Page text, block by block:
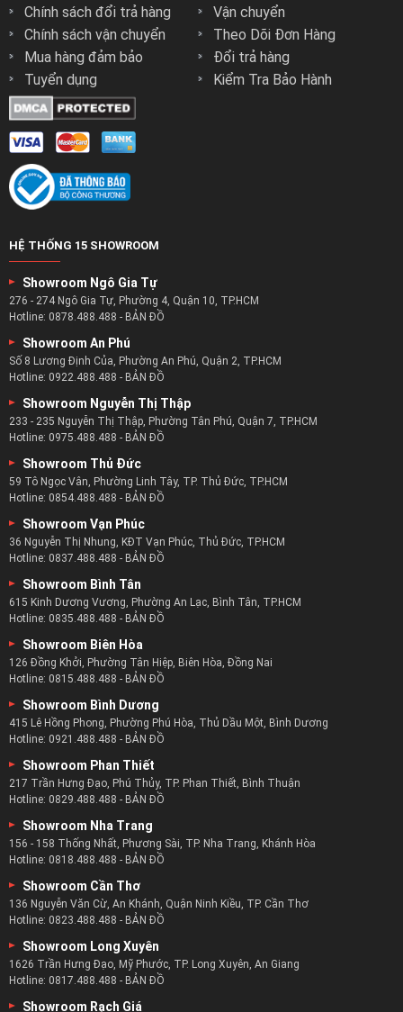
Chính sách đổi trả hàng
Chính sách vận chuyển
Mua hàng đảm bảo
Tuyển dụng
Vận chuyển
Theo Dõi Đơn Hàng
Đổi trả hàng
Kiểm Tra Bảo Hành
HỆ THỐNG 15 SHOWROOM
Showroom Ngô Gia Tự
276 - 274 Ngô Gia Tự, Phường 4, Quận 10, TP.HCM
Hotline: 0878.488.488 - BẢN ĐỒ
Showroom An Phú
Số 8 Lương Định Của, Phường An Phú, Quận 2, TP.HCM
Hotline: 0922.488.488 - BẢN ĐỒ
Showroom Nguyễn Thị Thập
233 - 235 Nguyễn Thị Thập, Phường Tân Phú, Quận 7, TP.HCM
Hotline: 0975.488.488 - BẢN ĐỒ
Showroom Thủ Đức
59 Tô Ngọc Vân, Phường Linh Tây, TP. Thủ Đức, TP.HCM
Hotline: 0854.488.488 - BẢN ĐỒ
Showroom Vạn Phúc
36 Nguyễn Thị Nhung, KĐT Vạn Phúc, Thủ Đức, TP.HCM
Hotline: 0837.488.488 - BẢN ĐỒ
Showroom Bình Tân
615 Kinh Dương Vương, Phường An Lạc, Bình Tân, TP.HCM
Hotline: 0835.488.488 - BẢN ĐỒ
Showroom Biên Hòa
126 Đồng Khởi, Phường Tân Hiệp, Biên Hòa, Đồng Nai
Hotline: 0815.488.488 - BẢN ĐỒ
Showroom Bình Dương
415 Lê Hồng Phong, Phường Phú Hòa, Thủ Dầu Một, Bình Dương
Hotline: 0921.488.488 - BẢN ĐỒ
Showroom Phan Thiết
217 Trần Hưng Đạo, Phú Thủy, TP. Phan Thiết, Bình Thuận
Hotline: 0829.488.488 - BẢN ĐỒ
Showroom Nha Trang
156 - 158 Thống Nhất, Phương Sài, TP. Nha Trang, Khánh Hòa
Hotline: 0818.488.488 - BẢN ĐỒ
Showroom Cần Thơ
136 Nguyễn Văn Cừ, An Khánh, Quận Ninh Kiều, TP. Cần Thơ
Hotline: 0823.488.488 - BẢN ĐỒ
Showroom Long Xuyên
1626 Trần Hưng Đạo, Mỹ Phước, TP. Long Xuyên, An Giang
Hotline: 0817.488.488 - BẢN ĐỒ
Showroom Rạch Giá